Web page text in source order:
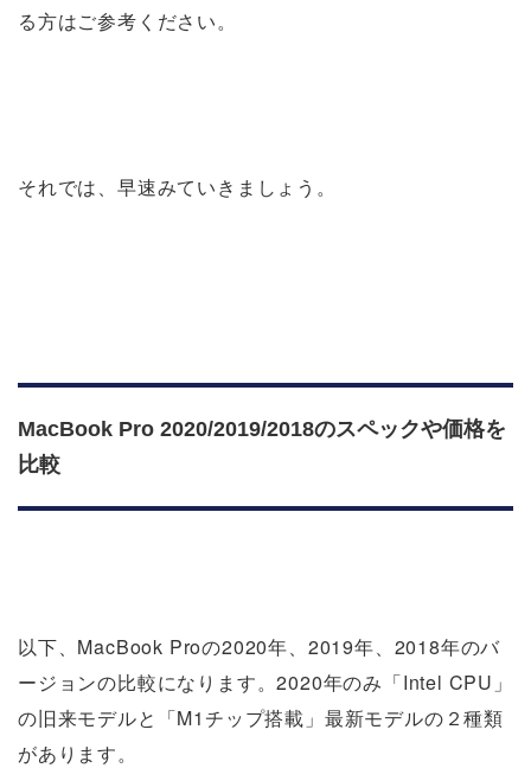
る方はご参考ください。
それでは、早速みていきましょう。
MacBook Pro 2020/2019/2018のスペックや価格を
比較
以下、MacBook Proの2020年、2019年、2018年のバ
ージョンの比較になります。2020年のみ「Intel CPU」
の旧来モデルと「M1チップ搭載」最新モデルの２種類
があります。